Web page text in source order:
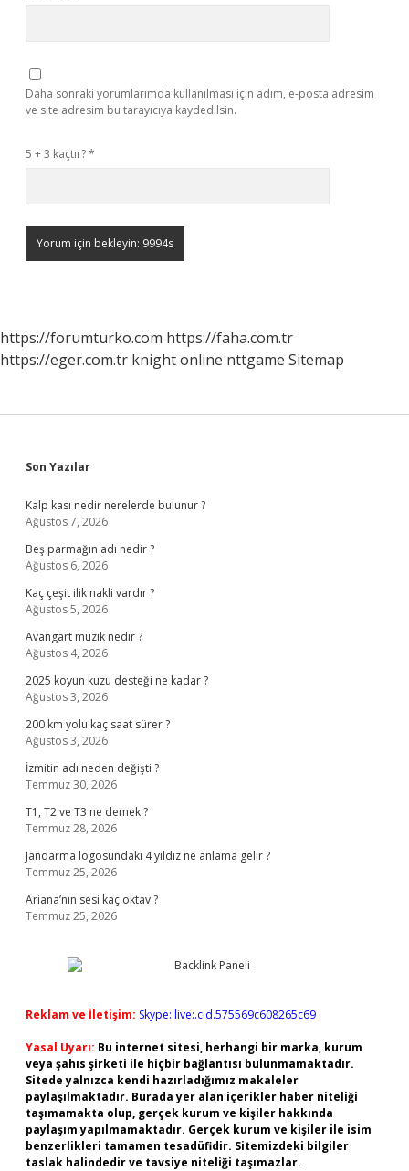
Daha sonraki yorumlarımda kullanılması için adım, e-posta adresim
ve site adresim bu tarayıcıya kaydedilsin.
5 + 3 kaçtır?*
https://forumturko.com https://faha.com.tr
https://eger.com.tr knight online nttgame Sitemap
Sidebar
Son Yazılar
Kalp kası nedir nerelerde bulunur ?
Ağustos 7, 2026
Beş parmağın adı nedir ?
Ağustos 6, 2026
Kaç çeşit ilik nakli vardır ?
Ağustos 5, 2026
Avangart müzik nedir ?
Ağustos 4, 2026
2025 koyun kuzu desteği ne kadar ?
Ağustos 3, 2026
200 km yolu kaç saat sürer ?
Ağustos 3, 2026
İzmitin adı neden değişti ?
Temmuz 30, 2026
T1, T2 ve T3 ne demek ?
Temmuz 28, 2026
Jandarma logosundaki 4 yıldız ne anlama gelir ?
Temmuz 25, 2026
Ariana’nın sesi kaç oktav ?
Temmuz 25, 2026
Reklam ve İletişim: Skype: live:.cid.575569c608265c69
Yasal Uyarı: Bu internet sitesi, herhangi bir marka, kurum
veya şahıs şirketi ile hiçbir bağlantısı bulunmamaktadır.
Sitede yalnızca kendi hazırladığımız makaleler
paylaşılmaktadır. Burada yer alan içerikler haber niteliği
taşımamakta olup, gerçek kurum ve kişiler hakkında
paylaşım yapılmamaktadır. Gerçek kurum ve kişiler ile isim
benzerlikleri tamamen tesadüfidir. Sitemizdeki bilgiler
taslak halindedir ve tavsiye niteliği taşımazlar.